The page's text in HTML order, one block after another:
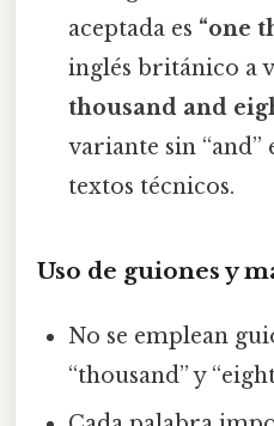
aceptada es “one
inglés británico a
thousand and
variante sin “and”
textos técnicos.
Uso de guiones y
No se emplean
“thousand” y